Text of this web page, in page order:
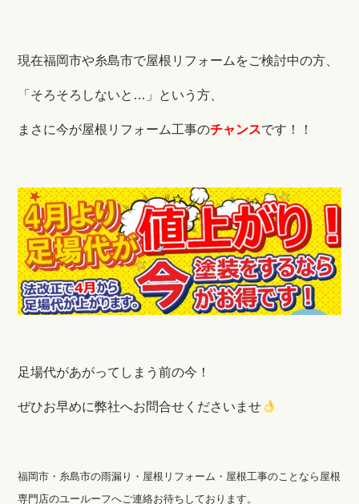
現在福岡市や糸島市で屋根リフォームをご検討中の方、
「そろそろしないと…」という方、
まさに今が屋根リフォーム工事のチャンスです！！
足場代があがってしまう前の今！
ぜひお早めに弊社へお問合せくださいませ
福岡市・糸島市の雨漏り・屋根リフォーム・屋根工事のことなら屋根
専門店のユールーフへご連絡お待ちしております。